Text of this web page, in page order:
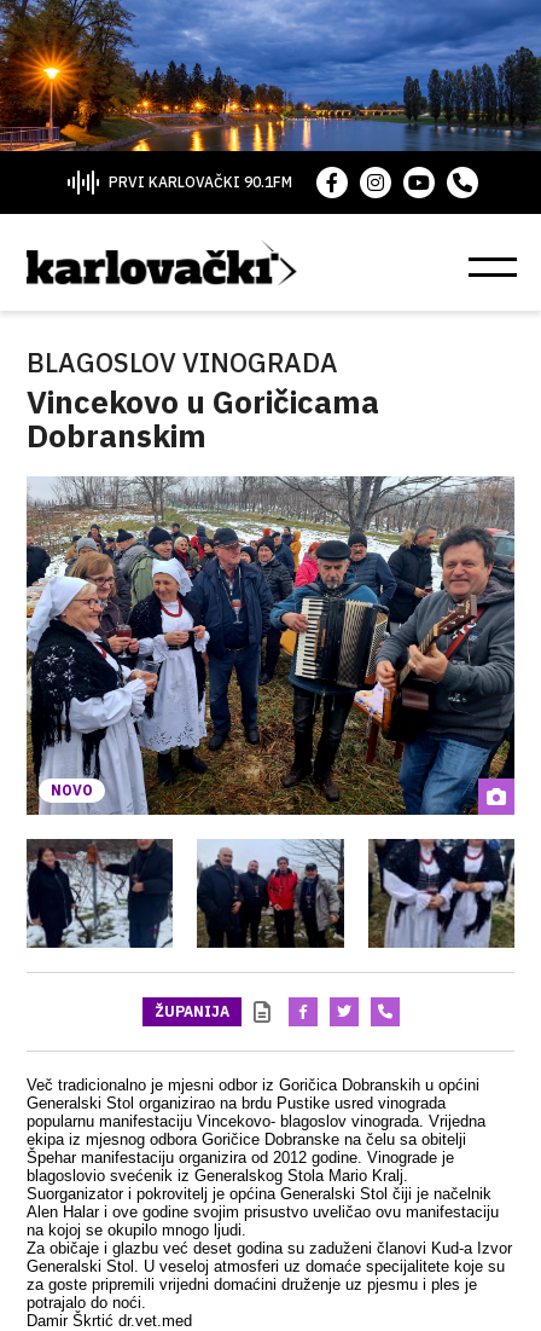
PRVI KARLOVAČKI 90.1FM
BLAGOSLOV VINOGRADA
Vincekovo u Goričicama
Dobranskim
NOVO
ŽUPANIJA
Več tradicionalno je mjesni odbor iz Goričica Dobranskih u općini
Generalski Stol organizirao na brdu Pustike usred vinograda
popularnu manifestaciju Vincekovo- blagoslov vinograda. Vrijedna
ekipa iz mjesnog odbora Goričice Dobranske na čelu sa obitelji
Špehar manifestaciju organizira od 2012 godine. Vinograde je
blagoslovio svećenik iz Generalskog Stola Mario Kralj.
Suorganizator i pokrovitelj je općina Generalski Stol čiji je načelnik
Alen Halar i ove godine svojim prisustvo uveličao ovu manifestaciju
na kojoj se okupilo mnogo ljudi.
Za običaje i glazbu već deset godina su zaduženi članovi Kud-a Izvor
Generalski Stol. U veseloj atmosferi uz domaće specijalitete koje su
za goste pripremili vrijedni domaćini druženje uz pjesmu i ples je
potrajalo do noći.
Damir Škrtić dr.vet.med